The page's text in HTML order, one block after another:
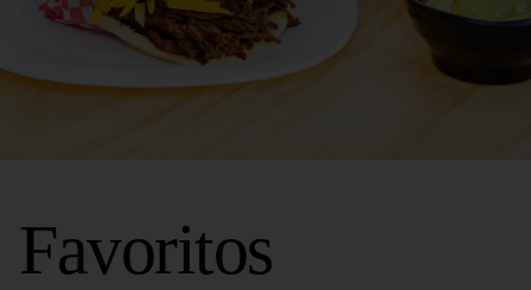
Favoritos